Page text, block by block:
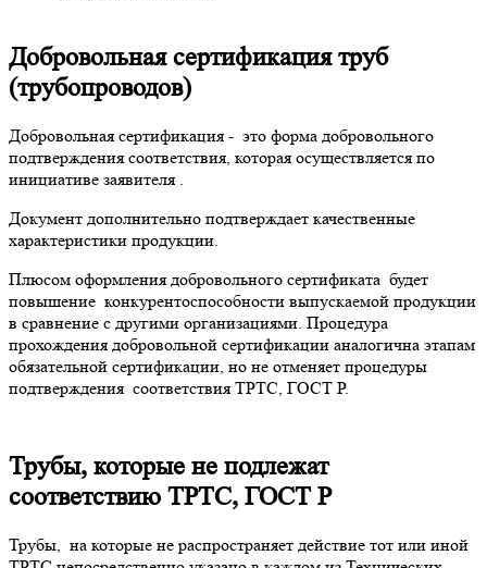
Добровольная сертификация труб
(трубопроводов)
Добровольная сертификация - это форма добровольного
подтверждения соответствия, которая осуществляется по
инициативе заявителя .
Документ дополнительно подтверждает качественные
характеристики продукции.
Плюсом оформления добровольного сертификата будет
повышение конкурентоспособности выпускаемой продукции
в сравнение с другими организациями. Процедура
прохождения добровольной сертификации аналогична этапам
обязательной сертификации, но не отменяет процедуры
подтверждения соответствия ТРТС, ГОСТ Р.
Трубы, которые не подлежат
соответствию ТРТС, ГОСТ Р
Трубы, на которые не распространяет действие тот или иной